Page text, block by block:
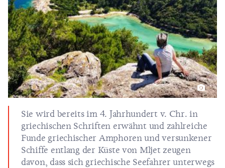
Sie wird bereits im 4. Jahrhundert v. Chr. in
griechischen Schriften erwähnt und zahlreiche
Funde griechischer Amphoren und versunkener
Schiffe entlang der Küste von Mljet zeugen
davon, dass sich griechische Seefahrer unterwegs